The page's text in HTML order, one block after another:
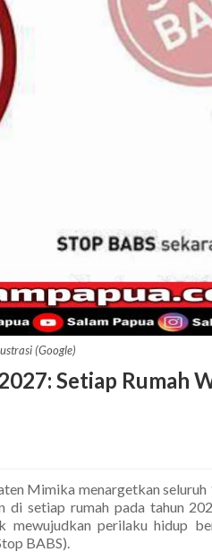
(Google)
Setiap Rumah
Mimika menargetkan seluruh
setiap rumah pada tahun
mewujudkan perilaku hidup
BABS).